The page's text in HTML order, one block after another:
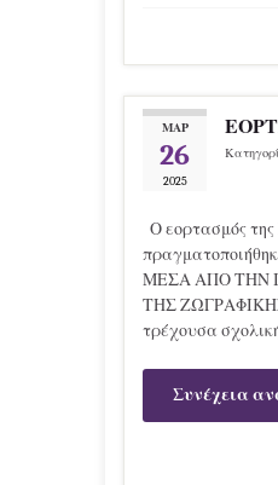
ΜΑΡ
26
2025
Ο εορτασμός της
ΜΕΣΑ ΑΠΟ ΤΗΝ
ΤΗΣ
τρέχουσα
Συνέχεια